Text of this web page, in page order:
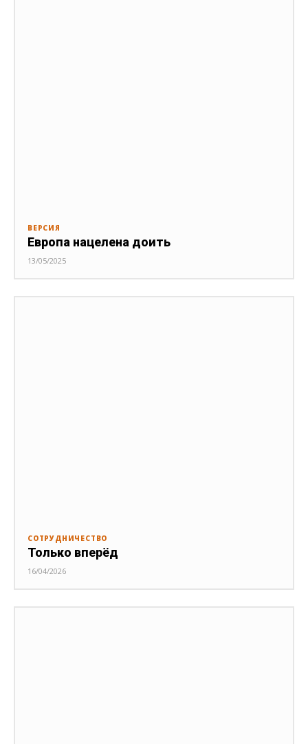
ВЕРСИЯ
Европа нацелена доить
13/05/2025
СОТРУДНИЧЕСТВО
Только вперёд
16/04/2026